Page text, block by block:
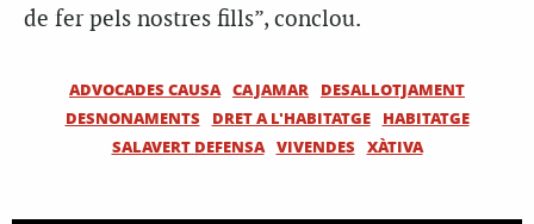
de fer pels nostres fills”, conclou.
ADVOCADES CAUSA CAJAMAR
DESALLOTJAMENT
DESNONAMENTS
DRET A L'HABITATGE
HABITATGE
SALAVERT DEFENSA VIVENDES XÀTIVA